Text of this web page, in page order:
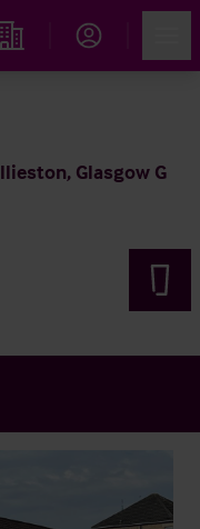
Glasgow G